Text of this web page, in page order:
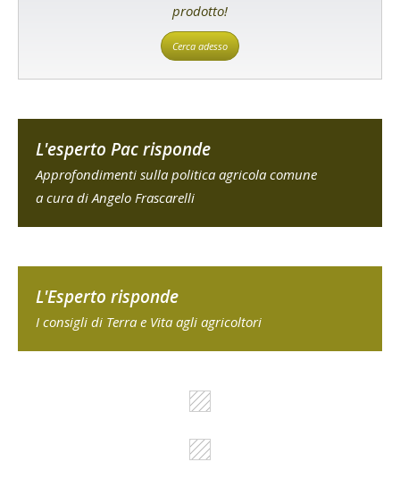
prodotto!
Cerca adesso
L'esperto Pac risponde
Approfondimenti sulla politica agricola comune
a cura di Angelo Frascarelli
L'Esperto risponde
I consigli di Terra e Vita agli agricoltori